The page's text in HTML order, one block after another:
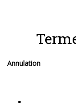
Annulation